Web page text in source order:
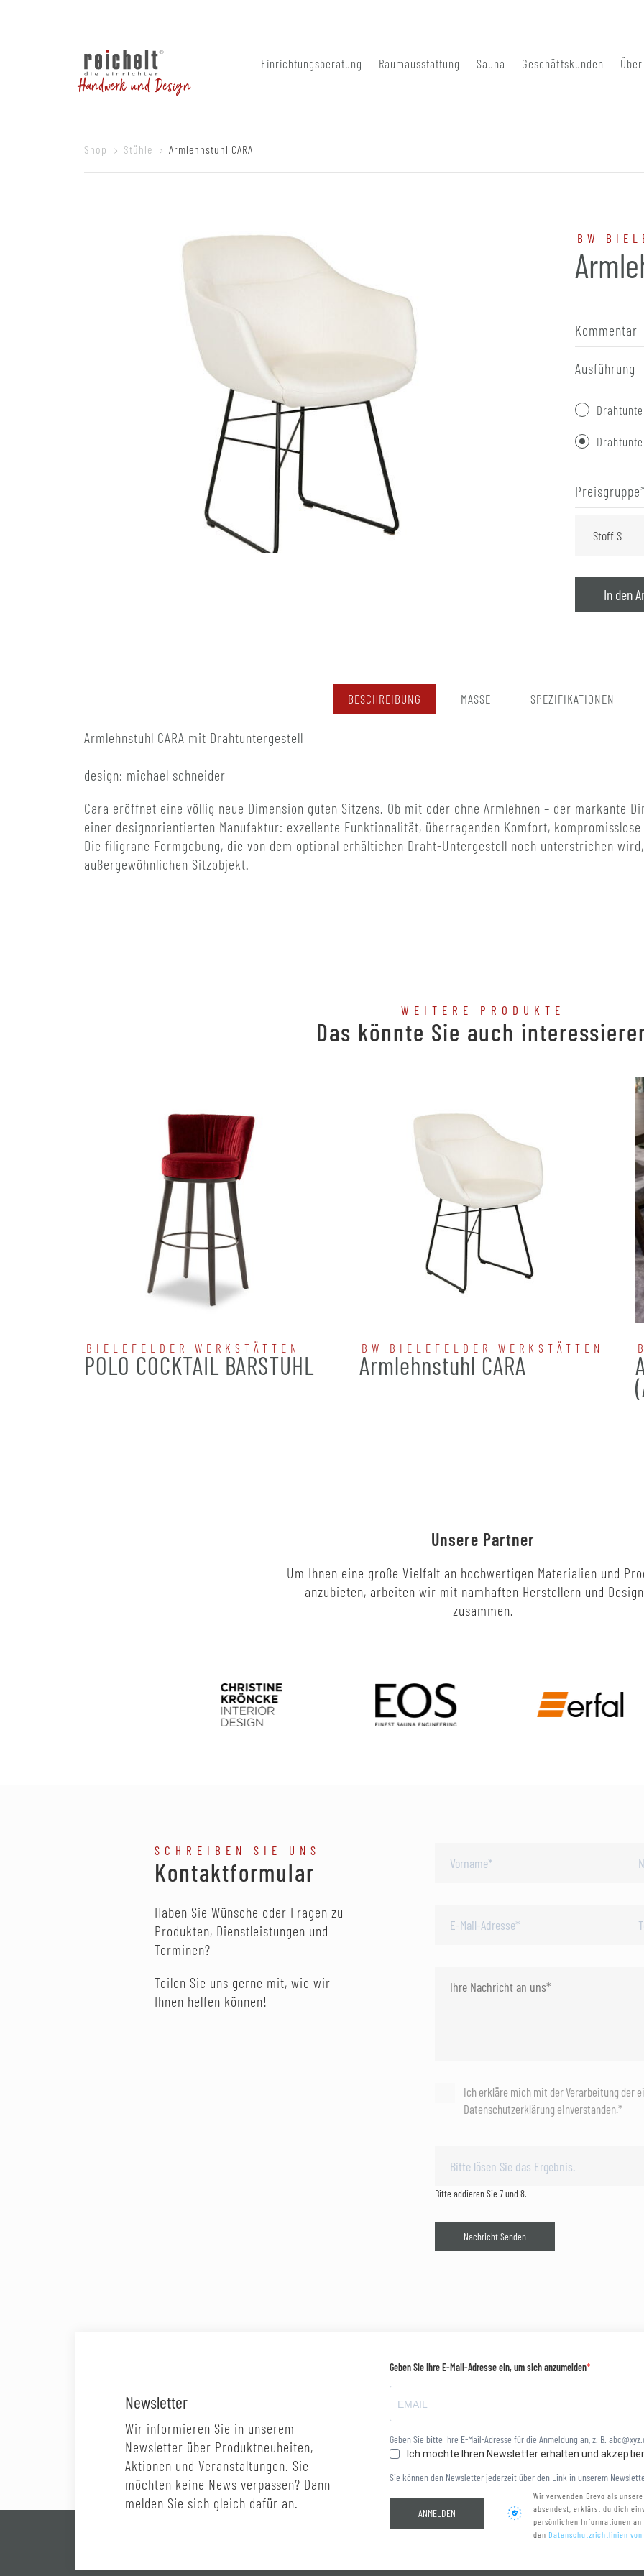
Handwerk und Design
Einrichtungsberatung Raumausstattung Sauna Geschäftskunden
Shop Stühle Armlehnstuhl CARA
BW
Kommentar
Ausführung
Preisgruppe
In den
BESCHREIBUNG MASSE SPEZIFIKATIONEN
Armlehnstuhl CARA mit Drahtuntergestell
design: michael schneider
Cara eröffnet eine völlig neue Dimension guten Sitzens. Ob mit oder ohne Armlehnen – der markante
einer designorientierten Manufaktur: exzellente Funktionalität, überragenden Komfort,
Die filigrane Formgebung, die von dem optional erhältichen Draht-Untergestell noch unterstrichen
außergewöhnlichen Sitzobjekt.
WEITERE PRODUKTE
Das könnte Sie auch
BIELEFELDER WERKSTÄTTEN
POLO COCKTAIL BARSTUHL
BW BIELEFELDER WERKSTÄTTEN
Armlehnstuhl CARA
Unsere Partner
Um Ihnen eine große Vielfalt an hochwertigen Materialien und
anzubieten, arbeiten wir mit namhaften Herstellern und
zusammen.
SCHREIBEN SIE UNS
Kontaktformular
Haben Sie Wünsche oder Fragen zu
Produkten, Dienstleistungen und
Terminen?
Teilen Sie uns gerne mit, wie wir
Ihnen helfen können!
Ich erkläre mich mit der Verarbeitung der
Datenschutzerklärung einverstanden.*
Bitte addieren Sie 7 und 8.
Nachricht Senden
Newsletter
Wir informieren Sie in unserem
Newsletter über Produktneuheiten,
Aktionen und Veranstaltungen. Sie
möchten keine News verpassen? Dann
melden Sie sich gleich dafür an.
Geben Sie Ihre E-Mail-Adresse ein, um sich anzumelden
Geben Sie bitte Ihre E-Mail-Adresse für die Anmeldung an, z. B.
Ich möchte Ihren Newsletter erhalten und
Sie können den Newsletter jederzeit über den Link in unserem
ANMELDEN
Wir verwenden Brevo als
absendest, erklärst du dich
persönlichen Informationen an
den Datenschutzrichtlinien von